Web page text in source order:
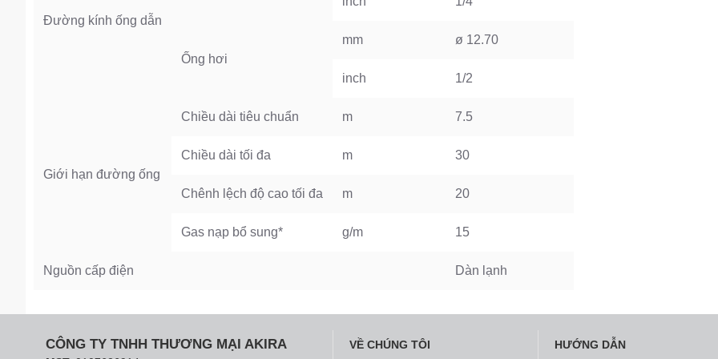
Đường kính ống dẫn
Ống hơi
mm ø 12.70
inch 1/2
Giới hạn đường ống
Chiều dài tiêu chuẩn m 7.5
Chiều dài tối đa m 30
Chênh lệch độ cao tối đa m 20
Gas nạp bổ sung* g/m 15
Nguồn cấp điện Dàn lạnh
CÔNG TY TNHH THƯƠNG MẠI AKIRA VỀ CHÚNG TÔI HƯỚNG DẪN